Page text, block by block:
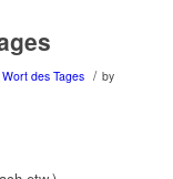
des Tages / by